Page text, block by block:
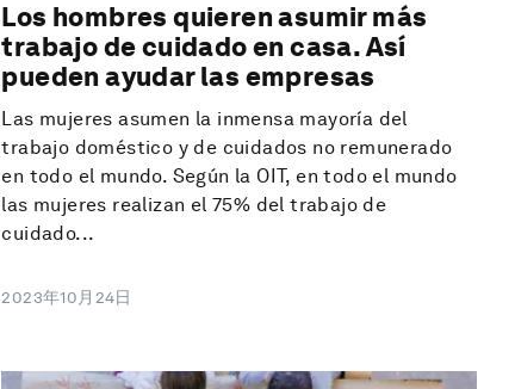
Los hombres quieren asumir más
trabajo de cuidado en casa. Así
pueden ayudar las empresas
Las mujeres asumen la inmensa mayoría del
trabajo doméstico y de cuidados no remunerado
en todo el mundo. Según la OIT, en todo el mundo
las mujeres realizan el 75% del trabajo de
cuidado...
2023年10月24日